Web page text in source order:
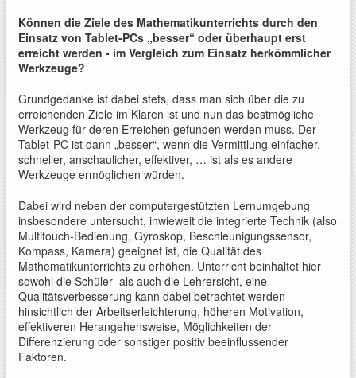
Können die Ziele des Mathematikunterrichts durch den
Einsatz von Tablet-PCs „besser“ oder überhaupt erst
erreicht werden - im Vergleich zum Einsatz herkömmlicher
Werkzeuge?
Grundgedanke ist dabei stets, dass man sich über die zu
erreichenden Ziele im Klaren ist und nun das bestmögliche
Werkzeug für deren Erreichen gefunden werden muss. Der
Tablet-PC ist dann „besser“, wenn die Vermittlung einfacher,
schneller, anschaulicher, effektiver, … ist als es andere
Werkzeuge ermöglichen würden.
Dabei wird neben der computergestützten Lernumgebung
insbesondere untersucht, inwieweit die integrierte Technik (also
Multitouch-Bedienung, Gyroskop, Beschleunigungssensor,
Kompass, Kamera) geeignet ist, die Qualität des
Mathematikunterrichts zu erhöhen. Unterricht beinhaltet hier
sowohl die Schüler- als auch die Lehrersicht, eine
Qualitätsverbesserung kann dabei betrachtet werden
hinsichtlich der Arbeitserleichterung, höheren Motivation,
effektiveren Herangehensweise, Möglichkeiten der
Differenzierung oder sonstiger positiv beeinflussender
Faktoren.